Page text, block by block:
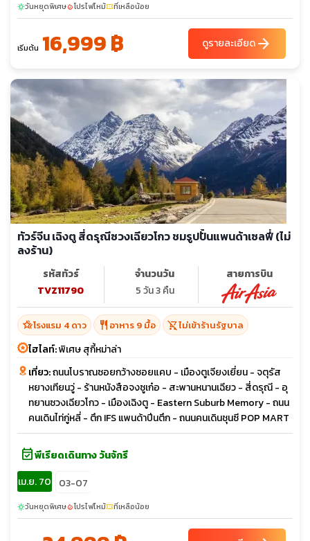
sunnyวันหยุดพิเศษlocal_fire_departmentโปรไฟไหม้confirmation_numberที่เหลือน้อย
เริ่มต้น 16,999 ฿ ดูรายละเอียดarrow_forward
ทัวร์จีน เฉิงตู สี่ดรุณีซวงเฉียวโกว ชมรูปปั้นแพนด้าเซลฟี่ (ไม่
ลงร้าน)
รหัสทัวร์
TVZ11790
จำนวนวัน
5 วัน 3 คืน
สายการบิน
hotel_classโรงแรม 4 ดาว restaurant อาหาร 9 มื้อ shopping_cart_offไม่เข้าร้านรัฐบาล
ไฮไลท์:พิเศษ สุกี้หม่าล่า
เที่ยว:ถนนโบราณซอยกว้างซอยแคบ - เมืองตูเจียงเยี่ยน - จตุรัส
หยางเทียนวู่ - ร้านหนังสือจงซูเก๋อ - สะพานหนานเฉียว - สี่ดรุณี - อุ
ทยานซวงเฉียวโกว - เมืองเฉิงตู - Eastern Suburb Memory - ถนน
คนเดินไท่กู่หลี่ - ตึก IFS แพนด้าปีนตึก - ถนนคนเดินชุนซี POP MART
event_availableพีเรียดเดินทาง วันจักรี
เม.ย. 70
03-07
sunnyวันหยุดพิเศษlocal_fire_departmentโปรไฟไหม้confirmation_numberที่เหลือน้อย